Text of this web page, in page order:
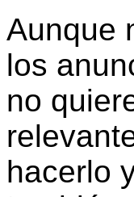
Aunque
los
no
hacerlo